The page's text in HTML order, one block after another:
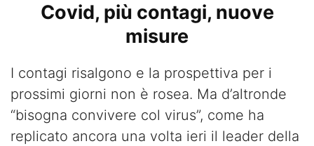
Covid, più contagi, nuove
misure
I contagi risalgono e la prospettiva per i
prossimi giorni non è rosea. Ma d’altronde
“bisogna convivere col virus”, come ha
replicato ancora una volta ieri il leader della